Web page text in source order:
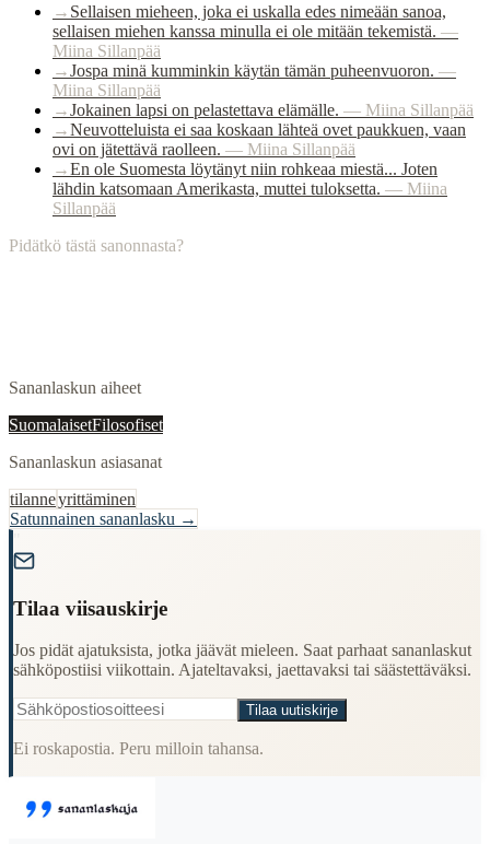
→ Sellaisen mieheen, joka ei uskalla edes nimeään sanoa,
sellaisen miehen kanssa minulla ei ole mitään tekemistä. —
Miina Sillanpää
→Jospa minä kumminkin käytän tämän puheenvuoron. —
Miina Sillanpää
→Jokainen lapsi on pelastettava elämälle. — Miina Sillanpää
→Neuvotteluista ei saa koskaan lähteä ovet paukkuen, vaan
ovi on jätettävä raolleen. — Miina Sillanpää
→En ole Suomesta löytänyt niin rohkeaa miestä... Joten
lähdin katsomaan Amerikasta, muttei tuloksetta. — Miina
Sillanpää
Pidätkö tästä sanonnasta?
Sananlaskun aiheet
SuomalaisetFilosofiset
Sananlaskun asiasanat
tilanneyrittäminen
Satunnainen sananlasku →
Tilaa viisauskirje
Jos pidät ajatuksista, jotka jäävät mieleen. Saat parhaat sananlaskut
sähköpostiisi viikottain. Ajateltavaksi, jaettavaksi tai säästettäväksi.
Tilaa uutiskirje
Ei roskapostia. Peru milloin tahansa.